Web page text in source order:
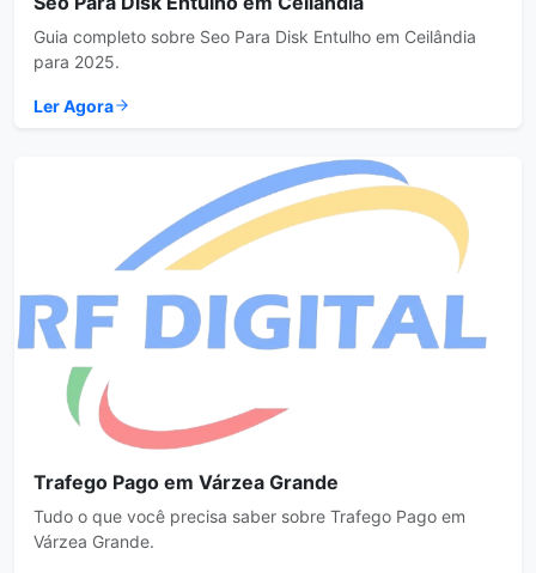
Guia completo sobre Seo Para Disk Entulho em Ceilândia
para 2025.
Ler Agora
Trafego Pago em Várzea Grande
Tudo o que você precisa saber sobre Trafego Pago em
Várzea Grande.